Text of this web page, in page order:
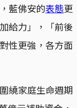
藍佛安的表態更
給力」，「前後
性更強，各方面
繞家庭生命週期